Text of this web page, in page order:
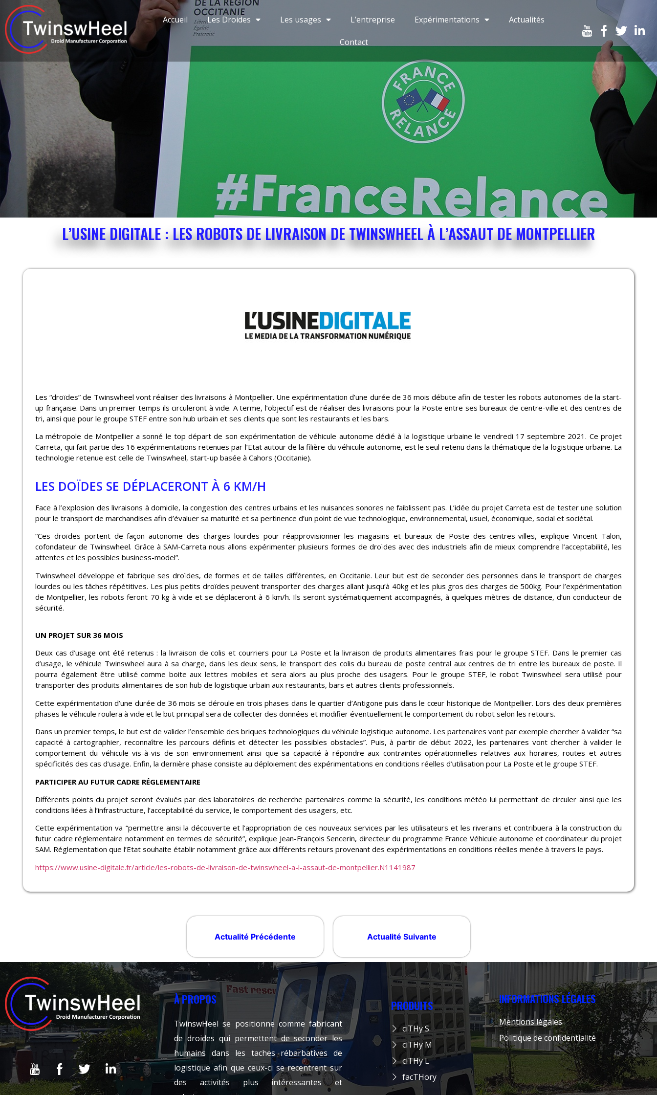
Accueil Les Droides Les usages L’entreprise Expérimentations Actualités
Contact
L’USINE DIGITALE : LES ROBOTS DE LIVRAISON DE TWINSWHEEL À L’ASSAUT DE MONTPELLIER
Les “droïdes” de Twinswheel vont réaliser des livraisons à Montpellier. Une expérimentation d’une durée de 36 mois débute afin de tester les robots autonomes de la start-
up française. Dans un premier temps ils circuleront à vide. A terme, l’objectif est de réaliser des livraisons pour la Poste entre ses bureaux de centre-ville et des centres de
tri, ainsi que pour le groupe STEF entre son hub urbain et ses clients que sont les restaurants et les bars.
La métropole de Montpellier a sonné le top départ de son expérimentation de véhicule autonome dédié à la logistique urbaine le vendredi 17 septembre 2021. Ce projet
Carreta, qui fait partie des 16 expérimentations retenues par l’Etat autour de la filière du véhicule autonome, est le seul retenu dans la thématique de la logistique urbaine. La
technologie retenue est celle de Twinswheel, start-up basée à Cahors (Occitanie).
LES DOÏDES SE DÉPLACERONT À 6 KM/H
Face à l’explosion des livraisons à domicile, la congestion des centres urbains et les nuisances sonores ne faiblissent pas. L’idée du projet Carreta est de tester une solution
pour le transport de marchandises afin d’évaluer sa maturité et sa pertinence d’un point de vue technologique, environnemental, usuel, économique, social et sociétal.
“Ces droïdes portent de façon autonome des charges lourdes pour réapprovisionner les magasins et bureaux de Poste des centres-villes, explique Vincent Talon,
cofondateur de Twinswheel. Grâce à SAM-Carreta nous allons expérimenter plusieurs formes de droïdes avec des industriels afin de mieux comprendre l’acceptabilité, les
attentes et les possibles business-model”.
Twinswheel développe et fabrique ses droïdes, de formes et de tailles différentes, en Occitanie. Leur but est de seconder des personnes dans le transport de charges
lourdes ou les tâches répétitives. Les plus petits droïdes peuvent transporter des charges allant jusqu’à 40kg et les plus gros des charges de 500kg. Pour l’expérimentation
de Montpellier, les robots feront 70 kg à vide et se déplaceront à 6 km/h. Ils seront systématiquement accompagnés, à quelques mètres de distance, d’un conducteur de
sécurité.
UN PROJET SUR 36 MOIS
Deux cas d’usage ont été retenus : la livraison de colis et courriers pour La Poste et la livraison de produits alimentaires frais pour le groupe STEF. Dans le premier cas
d’usage, le véhicule Twinswheel aura à sa charge, dans les deux sens, le transport des colis du bureau de poste central aux centres de tri entre les bureaux de poste. Il
pourra également être utilisé comme boite aux lettres mobiles et sera alors au plus proche des usagers. Pour le groupe STEF, le robot Twinswheel sera utilisé pour
transporter des produits alimentaires de son hub de logistique urbain aux restaurants, bars et autres clients professionnels.
Cette expérimentation d’une durée de 36 mois se déroule en trois phases dans le quartier d’Antigone puis dans le cœur historique de Montpellier. Lors des deux premières
phases le véhicule roulera à vide et le but principal sera de collecter des données et modifier éventuellement le comportement du robot selon les retours.
Dans un premier temps, le but est de valider l’ensemble des briques technologiques du véhicule logistique autonome. Les partenaires vont par exemple chercher à valider “sa
capacité à cartographier, reconnaître les parcours définis et détecter les possibles obstacles”. Puis, à partir de début 2022, les partenaires vont chercher à valider le
comportement du véhicule vis-à-vis de son environnement ainsi que sa capacité à répondre aux contraintes opérationnelles relatives aux horaires, routes et autres
spécificités des cas d’usage. Enfin, la dernière phase consiste au déploiement des expérimentations en conditions réelles d’utilisation pour La Poste et le groupe STEF.
PARTICIPER AU FUTUR CADRE RÉGLEMENTAIRE
Différents points du projet seront évalués par des laboratoires de recherche partenaires comme la sécurité, les conditions météo lui permettant de circuler ainsi que les
conditions liées à l’infrastructure, l’acceptabilité du service, le comportement des usagers, etc.
Cette expérimentation va “permettre ainsi la découverte et l’appropriation de ces nouveaux services par les utilisateurs et les riverains et contribuera à la construction du
futur cadre réglementaire notamment en termes de sécurité”, explique Jean-François Sencerin, directeur du programme France Véhicule autonome et coordinateur du projet
SAM. Réglementation que l’Etat souhaite établir notamment grâce aux différents retours provenant des expérimentations en conditions réelles menée à travers le pays.
https://www.usine-digitale.fr/article/les-robots-de-livraison-de-twinswheel-a-l-assaut-de-montpellier.N1141987
Actualité Précédente Actualité Suivante
À PROPOS
TwinswHeel se positionne comme fabricant
de droides qui permettent de seconder les
humains dans les taches rébarbatives de
logistique afin que ceux-ci se recentrent sur
des activités plus intéressantes et
PRODUITS
ciTHy S
ciTHy M
ciTHy L
facTHory
INFORMATIONS LÉGALES
Mentions légales
Politique de confidentialité